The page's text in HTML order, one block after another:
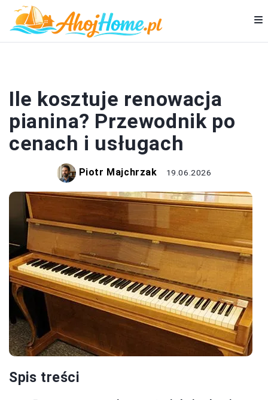
Ile kosztuje renowacja
pianina? Przewodnik po
cenach i usługach
Piotr Majchrzak 19.06.2026
Spis treści